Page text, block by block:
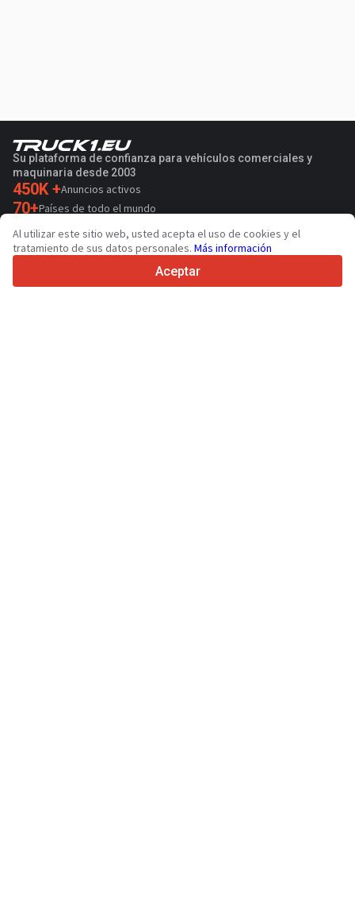
Su plataforma de confianza para vehículos comerciales y
maquinaria desde 2003
450K +Anuncios activos
70+Países de todo el mundo
36Idiomas admitidos
4.7/5
Al utilizar este sitio web, usted acepta el uso de cookies y el
tratamiento de sus datos personales. Más información
Aceptar